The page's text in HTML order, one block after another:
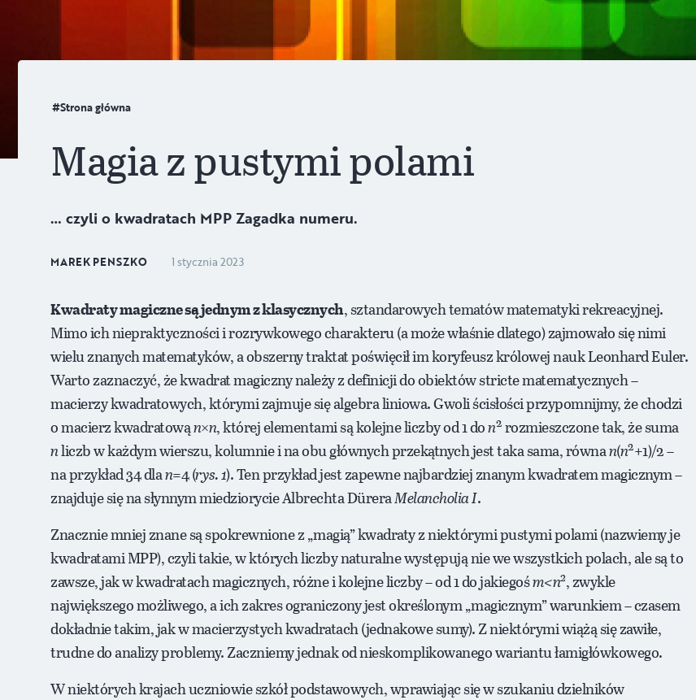
Strona główna
Magia z pustymi polami
… czyli o kwadratach MPP Zagadka numeru.
MAREK PENSZKO 1 stycznia 2023
Kwadraty magiczne są jednym z klasycznych, sztandarowych tematów matematyki rekreacyjnej.
Mimo ich niepraktyczności i rozrywkowego charakteru (a może właśnie dlatego) zajmowało się nimi
wielu znanych matematyków, a obszerny traktat poświęcił im koryfeusz królowej nauk Leonhard Euler.
Warto zaznaczyć, że kwadrat magiczny należy z definicji do obiektów stricte matematycznych –
macierzy kwadratowych, którymi zajmuje się algebra liniowa. Gwoli ścisłości przypomnijmy, że chodzi
o macierz kwadratowąn×n, której elementami są kolejne liczby od 1 don2rozmieszczone tak, że suma
nliczb w każdym wierszu, kolumnie i na obu głównych przekątnych jest taka sama, równan(n2+1)/2 –
na przykład 34 dlan=4 (rys. 1). Ten przykład jest zapewne najbardziej znanym kwadratem magicznym –
znajduje się na słynnym miedziorycie Albrechta DüreraMelancholia I.
Znacznie mniej znane są spokrewnione z „magią” kwadraty z niektórymi pustymi polami (nazwiemy je
kwadratami MPP), czyli takie, w których liczby naturalne występują nie we wszystkich polach, ale są to
zawsze, jak w kwadratach magicznych, różne i kolejne liczby – od 1 do jakiegośm<n2, zwykle
największego możliwego, a ich zakres ograniczony jest określonym „magicznym” warunkiem – czasem
dokładnie takim, jak w macierzystych kwadratach (jednakowe sumy). Z niektórymi wiążą się zawiłe,
trudne do analizy problemy. Zaczniemy jednak od nieskomplikowanego wariantu łamigłówkowego.
W niektórych krajach uczniowie szkół podstawowych, wprawiając się w szukaniu dzielników